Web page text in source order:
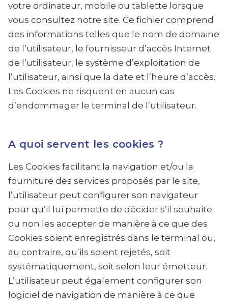
votre ordinateur, mobile ou tablette lorsque
vous consultez notre site. Ce fichier comprend
des informations telles que le nom de domaine
de l’utilisateur, le fournisseur d’accès Internet
de l’utilisateur, le système d’exploitation de
l’utilisateur, ainsi que la date et l’heure d’accès.
Les Cookies ne risquent en aucun cas
d’endommager le terminal de l’utilisateur.
A quoi servent les cookies ?
Les Cookies facilitant la navigation et/ou la
fourniture des services proposés par le site,
l’utilisateur peut configurer son navigateur
pour qu’il lui permette de décider s’il souhaite
ou non les accepter de manière à ce que des
Cookies soient enregistrés dans le terminal ou,
au contraire, qu’ils soient rejetés, soit
systématiquement, soit selon leur émetteur.
L’utilisateur peut également configurer son
logiciel de navigation de manière à ce que